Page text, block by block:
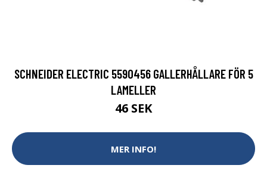
SCHNEIDER ELECTRIC 5590456 GALLERHÅLLARE FÖR 5
LAMELLER
46 SEK
MER INFO!